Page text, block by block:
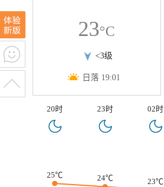
23°C
<3级
日落 19:01
20时 23时 02时
25℃ 24℃ 23℃